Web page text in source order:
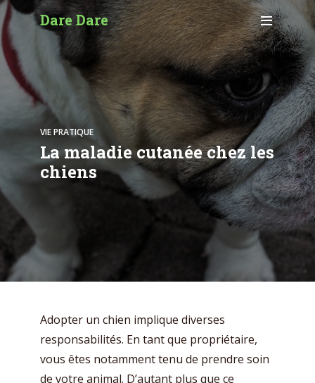
Dare Dare
VIE PRATIQUE
La maladie cutanée chez les
chiens
Adopter un chien implique diverses
responsabilités. En tant que propriétaire,
vous êtes notamment tenu de prendre soin
de votre animal. D’autant plus que ce